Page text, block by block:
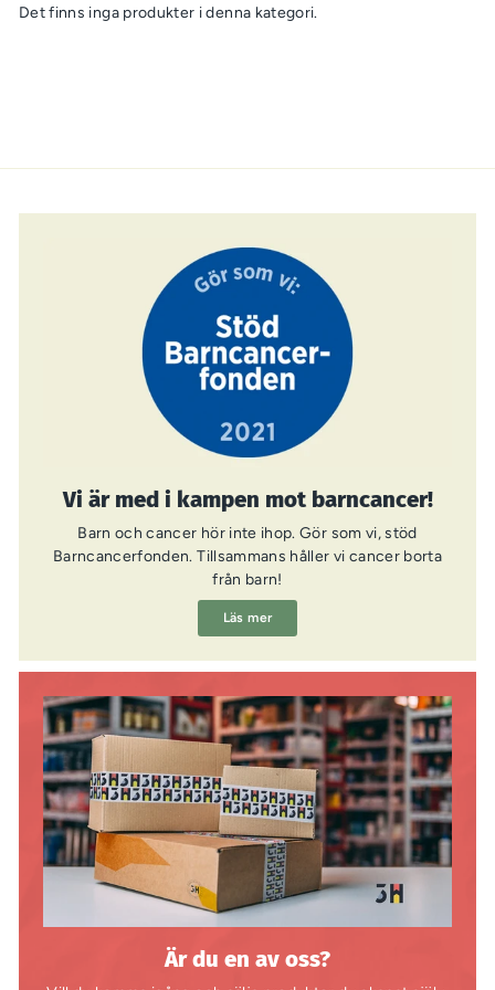
Det finns inga produkter i denna kategori.
Vi är med i kampen mot barncancer!
Barn och cancer hör inte ihop. Gör som vi, stöd
Barncancerfonden. Tillsammans håller vi cancer borta
från barn!
Läs mer
Är du en av oss?